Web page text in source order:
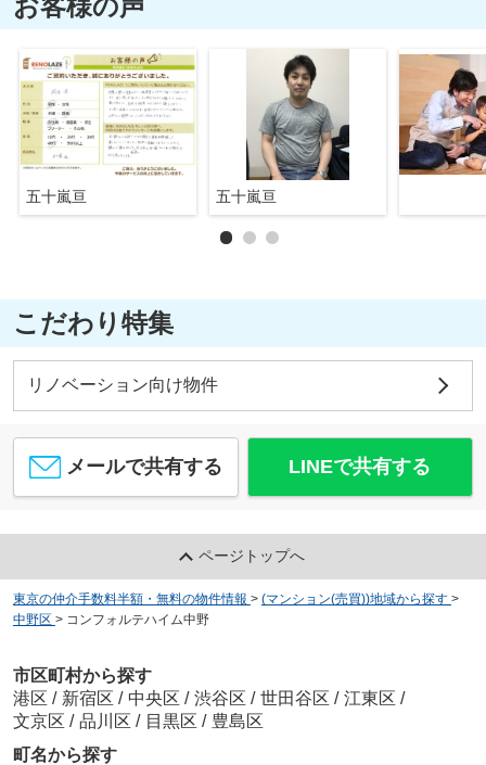
五十嵐亘 五十嵐亘
こだわり特集
リノベーション向け物件
メールで共有する LINEで共有する
ページトップへ
東京の仲介手数料半額・無料の物件情報 > (マンション(売買))地域から探す >
中野区 > コンフォルテハイム中野
市区町村から探す
港区 / 新宿区 / 中央区 / 渋谷区 / 世田谷区 / 江東区 /
文京区 / 品川区 / 目黒区 / 豊島区
町名から探す